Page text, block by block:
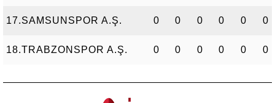
17.SAMSUNSPOR A.Ş. 0 0 0 0 0 0
18.TRABZONSPOR A.Ş. 0 0 0 0 0 0